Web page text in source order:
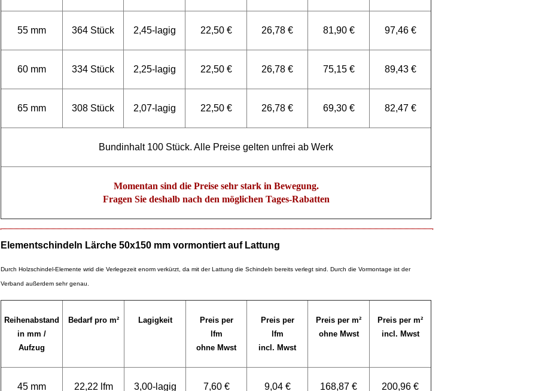
55 mm 364 Stück 2,45-lagig 22,50 € 26,78 € 81,90 € 97,46 €
60 mm 334 Stück 2,25-lagig 22,50 € 26,78 € 75,15 € 89,43 €
65 mm 308 Stück 2,07-lagig 22,50 € 26,78 € 69,30 € 82,47 €
Bundinhalt 100 Stück. Alle Preise gelten unfrei ab Werk
Momentan sind die Preise sehr stark in Bewegung.
Fragen Sie deshalb nach den möglichen Tages-Rabatten
Elementschindeln Lärche 50x150 mm vormontiert auf Lattung
Durch Holzschindel-Elemente wrid die Verlegezeit enorm verkürzt, da mit der Lattung die Schindeln bereits verlegt sind. Durch die Vormontage ist der
Verband außerdem sehr genau.
Reihenabstand
in mm /
Aufzug
Bedarf pro m² Lagigkeit
Preis per
lfm
ohne Mwst
Preis per
lfm
incl. Mwst
Preis per m²
ohne Mwst
Preis per m²
incl. Mwst
45 mm 22,22 lfm 3,00-lagig 7,60 € 9,04 € 168,87 € 200,96 €